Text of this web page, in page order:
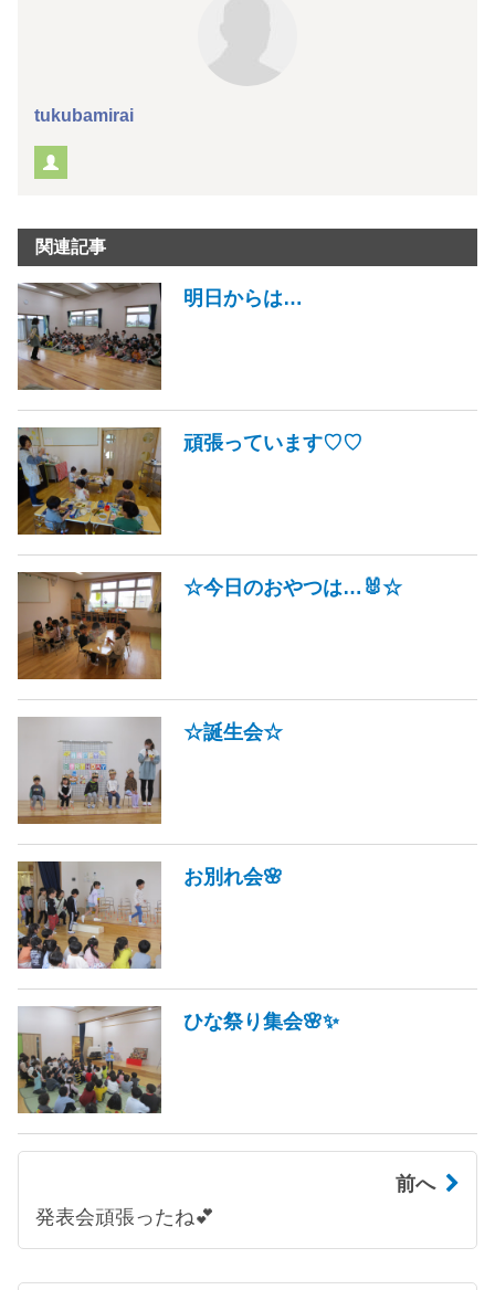
tukubamirai
関連記事
明日からは…
頑張っています♡♡
☆今日のおやつは…🐰☆
☆誕生会☆
お別れ会🌸
ひな祭り集会🌸✨
前へ
発表会頑張ったね💕